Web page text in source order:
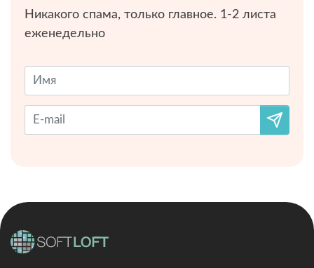
Никакого спама, только главное. 1-2 листа
еженедельно